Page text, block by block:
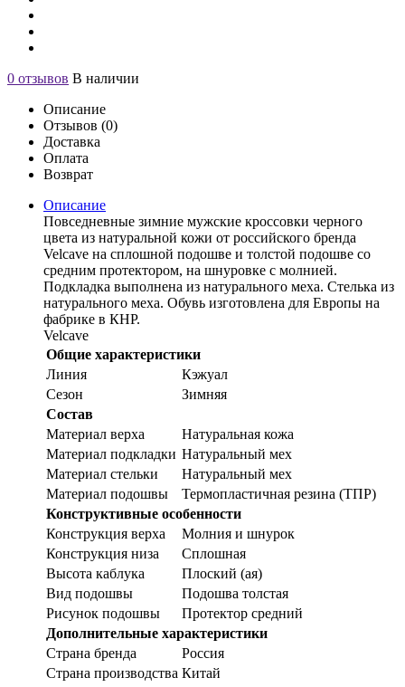
0 отзывов В наличии
Описание
Отзывов (0)
Доставка
Оплата
Возврат
Описание
Повседневные зимние мужские кроссовки черного
цвета из натуральной кожи от российского бренда
Velcave на сплошной подошве и толстой подошве со
средним протектором, на шнуровке с молнией.
Подкладка выполнена из натурального меха. Стелька из
натурального меха. Обувь изготовлена для Европы на
фабрике в КНР.
Velcave
Общие характеристики
Линия
Кэжуал
Сезон
Зимняя
Состав
Материал верха
Натуральная кожа
Материал подкладки Натуральный мех
Материал стельки
Натуральный мех
Материал подошвы
Термопластичная резина (ТПР)
Конструктивные особенности
Конструкция верха
Молния и шнурок
Конструкция низа
Сплошная
Высота каблука
Плоский (ая)
Вид подошвы
Подошва толстая
Рисунок подошвы
Протектор средний
Дополнительные характеристики
Страна бренда
Россия
Страна производства Китай